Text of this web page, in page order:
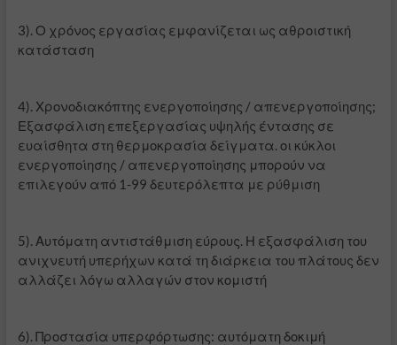
3). Ο χρόνος εργασίας εμφανίζεται ως αθροιστική
κατάσταση
4). Χρονοδιακόπτης ενεργοποίησης / απενεργοποίησης;
Εξασφάλιση επεξεργασίας υψηλής έντασης σε
ευαίσθητα στη θερμοκρασία δείγματα. οι κύκλοι
ενεργοποίησης / απενεργοποίησης μπορούν να
επιλεγούν από 1-99 δευτερόλεπτα με ρύθμιση
5). Αυτόματη αντιστάθμιση εύρους. Η εξασφάλιση του
ανιχνευτή υπερήχων κατά τη διάρκεια του πλάτους δεν
αλλάζει λόγω αλλαγών στον κομιστή
6). Προστασία υπερφόρτωσης: αυτόματη δοκιμή